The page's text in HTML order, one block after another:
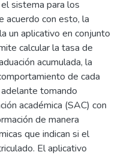
sistema para los
acuerdo con esto, la
un aplicativo en conjunto
calcular la tasa de
acumulada, la
de cada
tomando
académica (SAC) con
de manera
que indican si el
El aplicativo